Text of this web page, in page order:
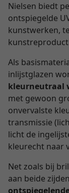
Nielsen biedt
ontspiegelde
kunstwerken,
Als
inlijstglazen
kleurneutraal
met gewoon
onvervalste
transmissie
licht de
kleurecht naar
Net zoals bij
aan beide